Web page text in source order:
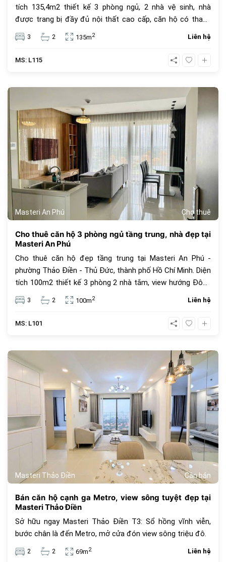
tích 135,4m2 thiết kế 3 phòng ngủ, 2 nhà vệ sinh, nhà
được trang bị đầy đủ nội thất cao cấp, căn hộ có thang
máy riêng, view sông thoáng mát, nhà có hợp đồng thuê
65 triệu/ tháng. Giá bán 23 tỷ bao thuế phí ( chưa bao gồm
5% ra sổ )
3 2 135m2 Liên hệ
MS: L115
Masteri An Phú Cho thuê
Cho thuê căn hộ 3 phòng ngủ tầng trung, nhà đẹp tại
Masteri An Phú
Cho thuê căn hộ đẹp tầng trung tại Masteri An Phú -
phường Thảo Điền - Thủ Đức, thành phố Hồ Chí Minh. Diện
tích 100m2 thiết kế 3 phòng 2 nhà tắm, view hướng Đông
Nam, được trang bị đầy đủ nội thất cao cấp, hiện đại. Giá
chào thuê 34 triệu VNĐ, giá thuê đã bao gồm phí quản lí
căn hộ.
3 2 100m2 Liên hệ
MS: L101
Masteri Thảo Điền Cần bán
445
Bán căn hộ cạnh ga Metro, view sông tuyệt đẹp tại
Masteri Thảo Điền
Sở hữu ngay Masteri Thảo Điền T3: Sổ hồng vĩnh viễn,
bước chân là đến Metro, mở cửa đón view sông triệu đô.
2 2 69m2 Liên hệ